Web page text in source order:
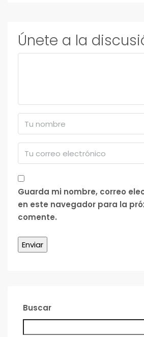
Únete a la
Guarda mi nombre, correo
en este navegador para la
comente.
Buscar